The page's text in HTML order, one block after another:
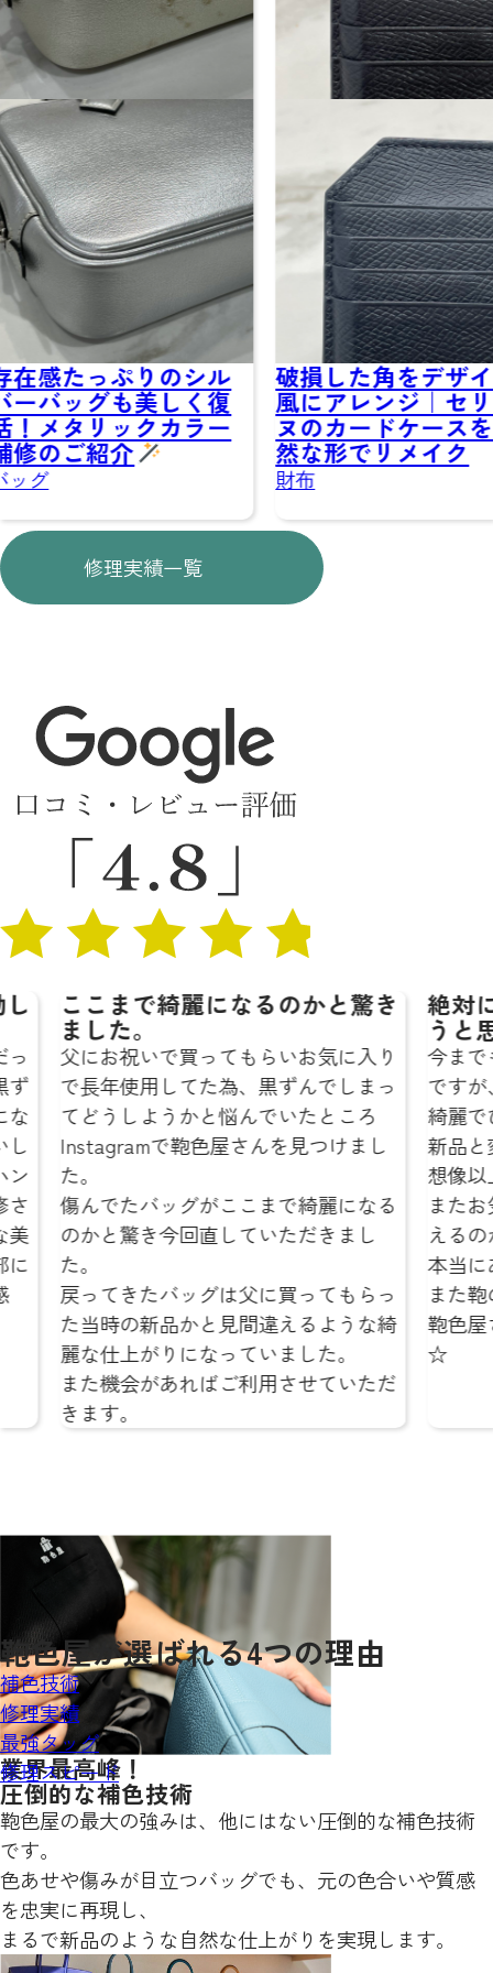
破損した角をデザイン
風にアレンジ｜セリー
ヌのカードケースを自
然な形でリメイク
財布
エルメス バー
バッグ
修理実績一覧
と驚き
気に入り
でしまっ
ところ
けまし
麗になる
きまし
てもらっ
ような綺
ていただ
絶対に鞄色屋さんにお願いしよ
うと思います☆
今までも鞄を修理に出した事はあるの
ですが、どこのお店よりも仕上がりが
綺麗でびっくりしました…‼︎
新品と変わらないような仕上がりで、
またお気に入りの鞄を綺麗な状態で使
えるのが本当にうれしいです！
また鞄の修理をお願いする時は絶対に
鞄色屋さんにお願いしようと思います
☆
鞄色屋が選ばれる4つの理由
補色技術
修理実績
最強タッグ
修理スピード
業界最高峰！
圧倒的な補色技術
鞄色屋の最大の強みは、他にはない圧倒的な補色技術
です。
色あせや傷みが目立つバッグでも、元の色合いや質感
を忠実に再現し、
まるで新品のような自然な仕上がりを実現します。